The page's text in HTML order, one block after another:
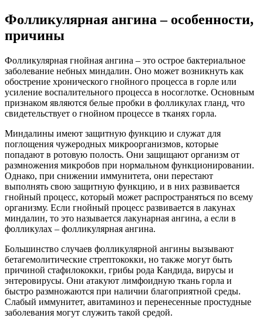
Фолликулярная ангина – особенности,
причины
Фолликулярная гнойная ангина – это острое бактериальное
заболевание небных миндалин. Оно может возникнуть как
обострение хронического гнойного процесса в горле или
усиление воспалительного процесса в носоглотке. Основным
признаком являются белые пробки в фолликулах гланд, что
свидетельствует о гнойном процессе в тканях горла.
Миндалины имеют защитную функцию и служат для
поглощения чужеродных микроорганизмов, которые
попадают в ротовую полость. Они защищают организм от
размножения микробов при нормальном функционировании.
Однако, при снижении иммунитета, они перестают
выполнять свою защитную функцию, и в них развивается
гнойный процесс, который может распространяться по всему
организму. Если гнойный процесс развивается в лакунах
миндалин, то это называется лакунарная ангина, а если в
фолликулах – фолликулярная ангина.
Большинство случаев фолликулярной ангины вызывают
бетагемолитические стрептококки, но также могут быть
причиной стафилококки, грибы рода Кандида, вирусы и
энтеровирусы. Они атакуют лимфоидную ткань горла и
быстро размножаются при наличии благоприятной среды.
Слабый иммунитет, авитаминоз и перенесенные простудные
заболевания могут служить такой средой.